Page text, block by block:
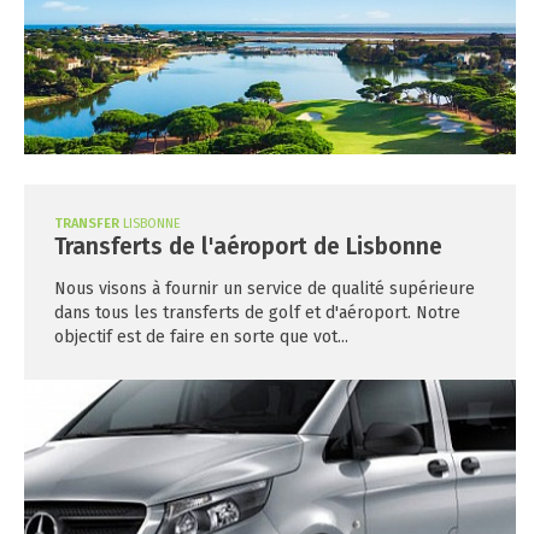
TRANSFER LISBONNE
Transferts de l'aéroport de Lisbonne
Nous visons à fournir un service de qualité supérieure
dans tous les transferts de golf et d'aéroport. Notre
objectif est de faire en sorte que vot...